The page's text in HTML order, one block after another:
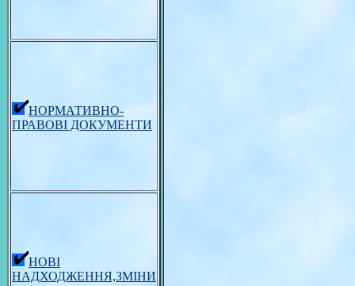
НОРМАТИВНО-
ПРАВОВІ ДОКУМЕНТИ
НОВІ
НАДХОДЖЕННЯ,ЗМІНИ